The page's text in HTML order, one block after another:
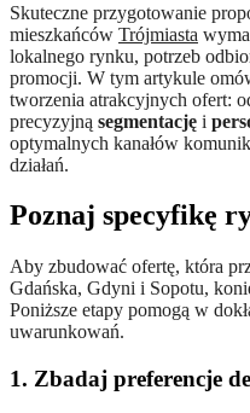
Skuteczne przygotowanie propozycji handlowych skierowanych do
mieszkańców Trójmiasta
lokalnego rynku, potrzeb
promocji. W tym artykule
tworzenia atrakcyjnych ofert:
precyzyjną segmentację i
optymalnych kanałów
działań.
Poznaj specyfikę
Aby zbudować ofertę, która
Gdańska, Gdyni i Sopotu,
Poniższe etapy pomogą w
uwarunkowań.
1. Zbadaj preferencje